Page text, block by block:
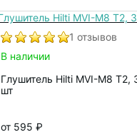
1 отзывов
В наличии
Глушитель Hilti MVI-M8 T2,
шт
от 595 ₽